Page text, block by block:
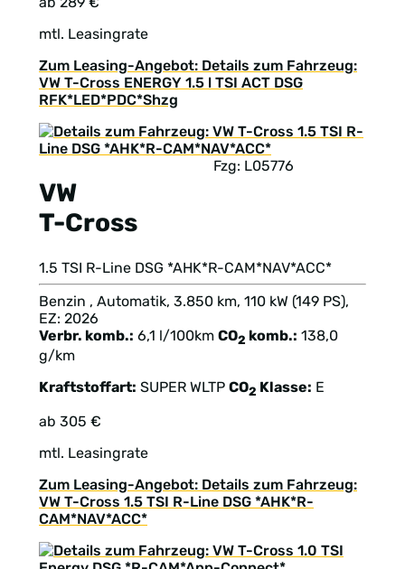
mtl. Leasingrate
Zum Leasing-Angebot: Details zum Fahrzeug:
VW T-Cross ENERGY 1.5 l TSI ACT DSG
RFK*LED*PDC*Shzg
VW
T-Cross
Fzg: L05776
1.5 TSI R-Line DSG *AHK*R-CAM*NAV*ACC*
Benzin , Automatik, 3.850 km, 110 kW (149 PS),
EZ: 2026
Verbr. komb.: 6,1 l/100km CO2 komb.: 138,0
g/km
Kraftstoffart: SUPER WLTP CO2 Klasse: E
ab 305 €
mtl. Leasingrate
Zum Leasing-Angebot: Details zum Fahrzeug:
VW T-Cross 1.5 TSI R-Line DSG *AHK*R-
CAM*NAV*ACC*